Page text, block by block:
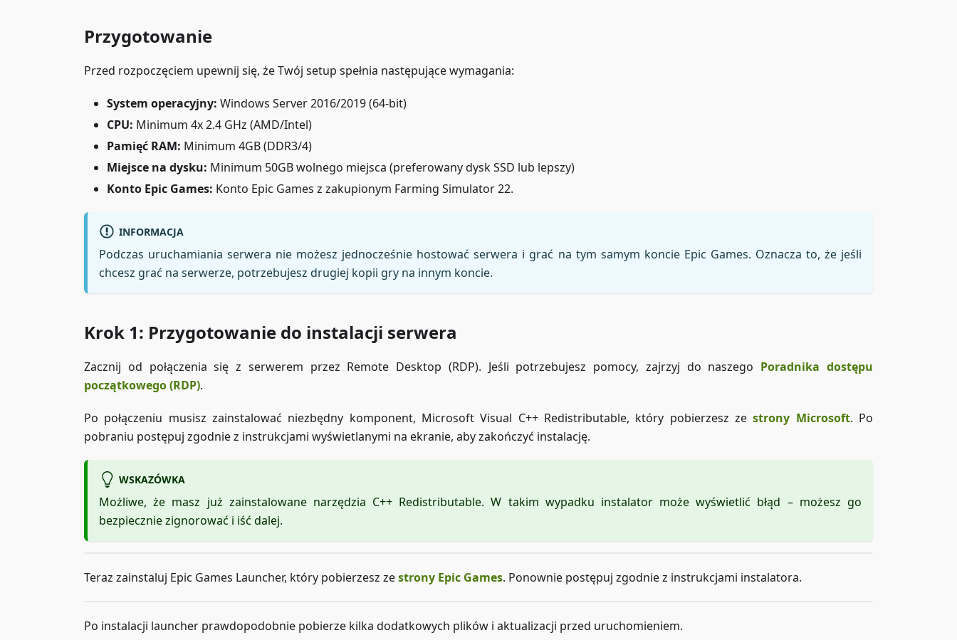
Przygotowanie
Przed rozpoczęciem upewnij się, że Twój setup spełnia następujące wymagania:
System operacyjny: Windows Server 2016/2019 (64-bit)
CPU: Minimum 4x 2.4 GHz (AMD/Intel)
Pamięć RAM: Minimum 4GB (DDR3/4)
Miejsce na dysku: Minimum 50GB wolnego miejsca (preferowany dysk SSD lub lepszy)
Konto Epic Games: Konto Epic Games z zakupionym Farming Simulator 22.
INFORMACJA
Podczas uruchamiania serwera nie możesz jednocześnie hostować serwera i grać na tym samym koncie Epic Games. Oznacza to, że jeśli
chcesz grać na serwerze, potrzebujesz drugiej kopii gry na innym koncie.
Krok 1: Przygotowanie do instalacji serwera
Zacznij od połączenia się z serwerem przez Remote Desktop (RDP). Jeśli potrzebujesz pomocy, zajrzyj do naszego Poradnika dostępu
początkowego (RDP).
Po połączeniu musisz zainstalować niezbędny komponent, Microsoft Visual C++ Redistributable, który pobierzesz zestrony Microsoft. Po
pobraniu postępuj zgodnie z instrukcjami wyświetlanymi na ekranie, aby zakończyć instalację.
WSKAZÓWKA
Możliwe, że masz już zainstalowane narzędzia C++ Redistributable. W takim wypadku instalator może wyświetlić błąd – możesz go
bezpiecznie zignorować i iść dalej.
Teraz zainstaluj Epic Games Launcher, który pobierzesz zestrony Epic Games. Ponownie postępuj zgodnie z instrukcjami instalatora.
Po instalacji launcher prawdopodobnie pobierze kilka dodatkowych plików i aktualizacji przed uruchomieniem.